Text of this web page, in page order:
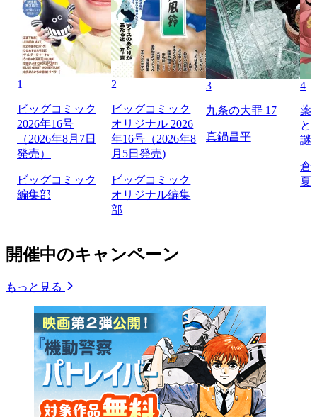
1
ビッグコミック
2026年16号
（2026年8月7日
発売）
ビッグコミック
編集部
2
ビッグコミック
オリジナル 2026
年16号（2026年8
月5日発売)
ビッグコミック
オリジナル編集
部
3
九条の大罪 17
真鍋昌平
4
薬
と
謎
倉
夏
開催中のキャンペーン
もっと見る